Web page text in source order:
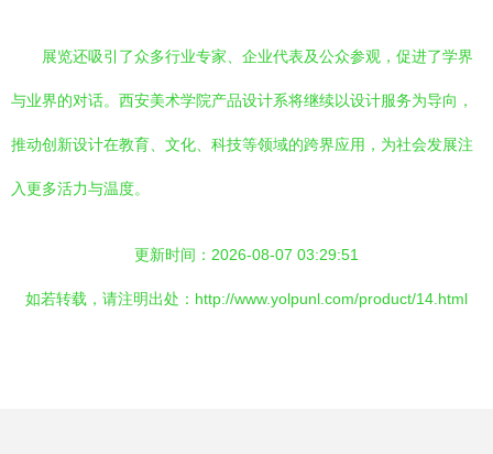
展览还吸引了众多行业专家、企业代表及公众参观，促进了学界
与业界的对话。西安美术学院产品设计系将继续以设计服务为导向，
推动创新设计在教育、文化、科技等领域的跨界应用，为社会发展注
入更多活力与温度。
更新时间：2026-08-07 03:29:51
如若转载，请注明出处：http://www.yolpunl.com/product/14.html